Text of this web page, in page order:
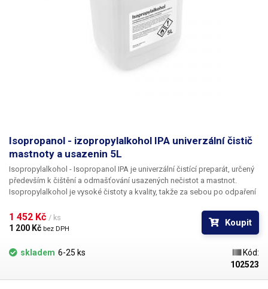
Isopropanol - izopropylalkohol IPA univerzální čistič
mastnoty a usazenin 5L
Isopropylalkohol - Isopropanol IPA je univerzální čistící preparát, určený
především k čištění a odmašťování usazených nečistot a mastnot.
Isopropylalkohol je vysoké čistoty a kvality, takže za sebou po odpaření
površích. Je tedy vhodný například k čištění optických přístrojů,
optických disků CD a DVD, magnetických hlav - VHS a disketových
mechanik, pohonů disků, čištění desek plošných spojů DPS (PCB) -
čištění základních desek vytopených telefonů nebo odstraňování
kalafuny a flux pasty, čištění zrcadel a odstraňování nánosů mazacích
materiály používanými v elektronice. Je neutrální k většině obecně
1 452 Kč / ks
1 200 Kč bez DPH
Koupit
skladem 6-25 ks
Kód:
102523